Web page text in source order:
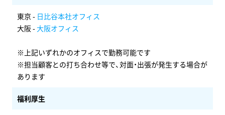
東京 - 日比谷本社オフィス
大阪 - 大阪オフィス
※上記いずれかのオフィスで勤務可能です
※担当顧客との打ち合わせ等で、対面・出張が発生する場合が
あります
福利厚生